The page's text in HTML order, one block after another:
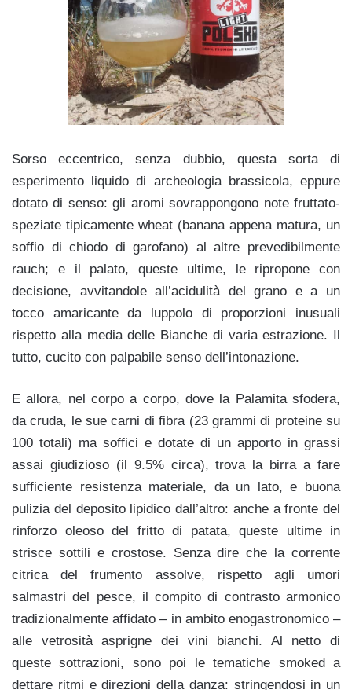
Sorso eccentrico, senza dubbio, questa sorta di
esperimento liquido di archeologia brassicola, eppure
dotato di senso: gli aromi sovrappongono note fruttato-
speziate tipicamente wheat (banana appena matura, un
soffio di chiodo di garofano) al altre prevedibilmente
rauch; e il palato, queste ultime, le ripropone con
decisione, avvitandole all’acidulità del grano e a un
tocco amaricante da luppolo di proporzioni inusuali
rispetto alla media delle Bianche di varia estrazione. Il
tutto, cucito con palpabile senso dell’intonazione.
E allora, nel corpo a corpo, dove la Palamita sfodera,
da cruda, le sue carni di fibra (23 grammi di proteine su
100 totali) ma soffici e dotate di un apporto in grassi
assai giudizioso (il 9.5% circa), trova la birra a fare
sufficiente resistenza materiale, da un lato, e buona
pulizia del deposito lipidico dall’altro: anche a fronte del
rinforzo oleoso del fritto di patata, queste ultime in
strisce sottili e crostose. Senza dire che la corrente
citrica del frumento assolve, rispetto agli umori
salmastri del pesce, il compito di contrasto armonico
tradizionalmente affidato – in ambito enogastronomico –
alle vetrosità asprigne dei vini bianchi. Al netto di
queste sottrazioni, sono poi le tematiche smoked a
dettare ritmi e direzioni della danza: stringendosi in un